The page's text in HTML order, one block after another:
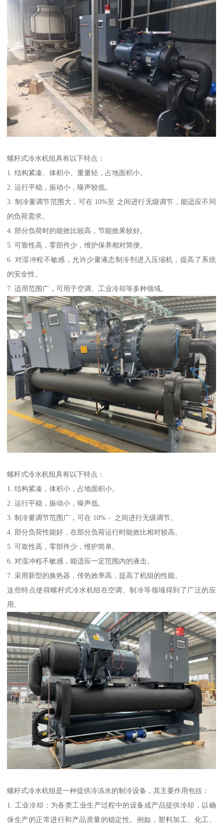
螺杆式冷水机组具有以下特点：
1. 结构紧凑、体积小、重量轻，占地面积小。
2. 运行平稳，振动小，噪声较低。
3. 制冷量调节范围大，可在 10%至 之间进行无级调节，能适应不同
的负荷需求。
4. 部分负荷时的能效比较高，节能效果较好。
5. 可靠性高，零部件少，维护保养相对简便。
6. 对湿冲程不敏感，允许少量液态制冷剂进入压缩机，提高了系统
的安全性。
7. 适用范围广，可用于空调、工业冷却等多种领域。
螺杆式冷水机组具有以下特点：
1. 结构紧凑，体积小，占地面积小。
2. 运行平稳，振动小，噪声低。
3. 制冷量调节范围广，可在 10% - 之间进行无级调节。
4. 部分负荷性能好，在部分负荷运行时能效比相对较高。
5. 可靠性高，零部件少，维护简单。
6. 对湿冲程不敏感，能适应一定范围内的液击。
7. 采用新型的换热器，传热效率高，提高了机组的性能。
这些特点使得螺杆式冷水机组在空调、制冷等领域得到了广泛的应
用。
螺杆式冷水机组是一种提供冷冻水的制冷设备，其主要作用包括：
1. 工业冷却：为各类工业生产过程中的设备或产品提供冷却，以确
保生产的正常进行和产品质量的稳定性。例如，塑料加工、化工、